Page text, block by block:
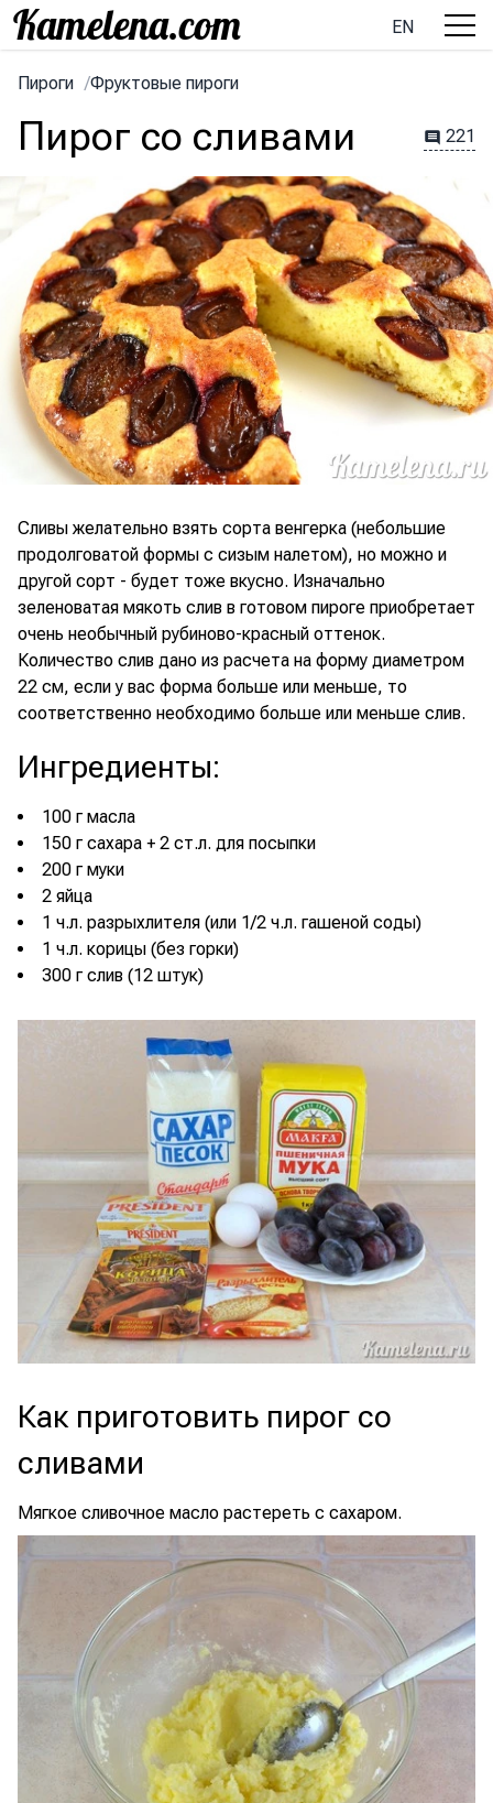
EN
Пироги /Фруктовые пироги
Пирог со сливами 221
Сливы желательно взять сорта венгерка (небольшие
продолговатой формы с сизым налетом), но можно и
другой сорт - будет тоже вкусно. Изначально
зеленоватая мякоть слив в готовом пироге приобретает
очень необычный рубиново-красный оттенок.
Количество слив дано из расчета на форму диаметром
22 см, если у вас форма больше или меньше, то
соответственно необходимо больше или меньше слив.
Ингредиенты:
100 г масла
150 г сахара + 2 ст.л. для посыпки
200 г муки
2 яйца
1 ч.л. разрыхлителя (или 1/2 ч.л. гашеной соды)
1 ч.л. корицы (без горки)
300 г слив (12 штук)
Как приготовить пирог со
сливами
Мягкое сливочное масло растереть с сахаром.